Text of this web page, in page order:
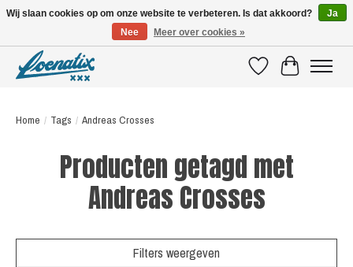
VerlanglijstWinkelwagen
Home / Tags / Andreas Crosses
Producten getagd met
Andreas Crosses
Filters weergeven
Wij slaan cookies op om onze website te verbeteren. Is dat akkoord?
Ja
Nee
Meer over cookies »